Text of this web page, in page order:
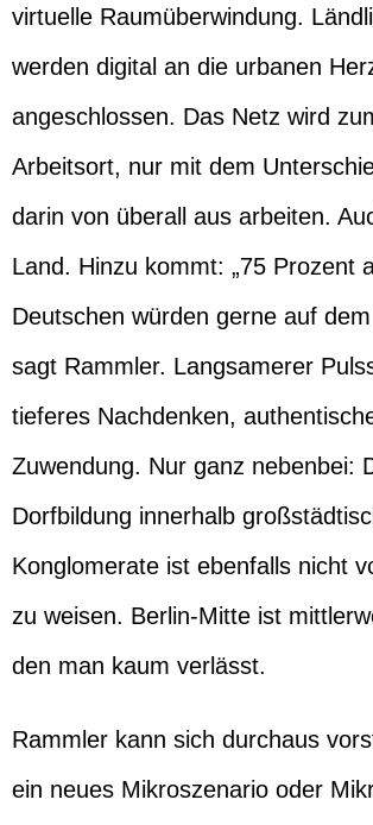
virtuelle Raumüberwindung.
werden digital an die urbanen
angeschlossen. Das Netz wird
Arbeitsort, nur mit dem
darin von überall aus arbeiten.
Land. Hinzu kommt: „75 Prozent
Deutschen würden gerne auf
sagt Rammler. Langsamerer
tieferes Nachdenken,
Zuwendung. Nur ganz nebenbei:
Dorfbildung innerhalb
Konglomerate ist ebenfalls nicht
zu weisen. Berlin-Mitte ist
den man kaum verlässt.
Rammler kann sich durchaus
ein neues Mikroszenario oder